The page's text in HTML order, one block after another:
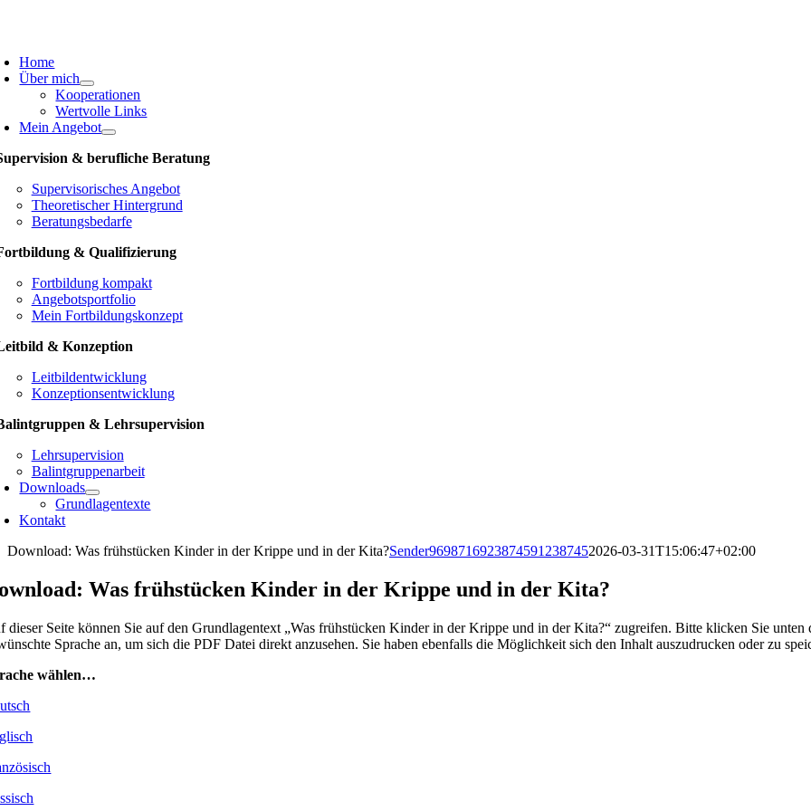
Home
Über mich
Kooperationen
Wertvolle Links
Mein Angebot
& berufliche Beratung
Supervisorisches Angebot
Theoretischer Hintergrund
Beratungsbedarfe
& Qualifizierung
Fortbildung kompakt
Angebotsportfolio
Mein Fortbildungskonzept
& Konzeption
Leitbildentwicklung
Konzeptionsentwicklung
& Lehrsupervision
Lehrsupervision
Balintgruppenarbeit
Downloads
Grundlagentexte
Kontakt
Download: Was frühstücken Kinder in der Krippe und in der Kita?Sender96987169238745912387452026-03-31T15:06:47+02:00
Was frühstücken Kinder in der Krippe und in der Kita?
dieser Seite können Sie auf den Grundlagentext „Was frühstücken Kinder in der Krippe und in der Kita?“ zugreifen. Bitte klicken Sie unten
Sprache an, um sich die PDF Datei direkt anzusehen. Sie haben ebenfalls die Möglichkeit sich den Inhalt auszudrucken oder zu
wählen…